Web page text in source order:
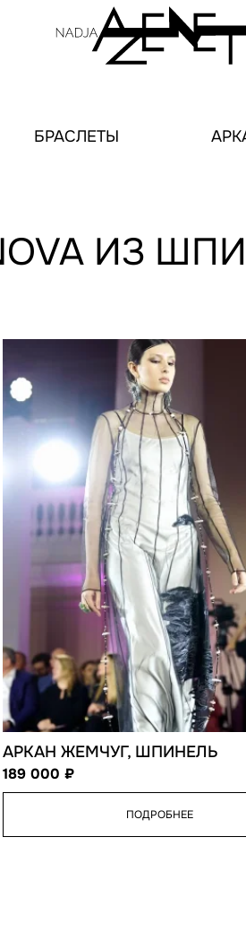
БРАСЛЕТЫ
ИЗ
АРКАН ЖЕМЧУГ, ШПИНЕЛЬ
189 000
ПОДРОБНЕЕ